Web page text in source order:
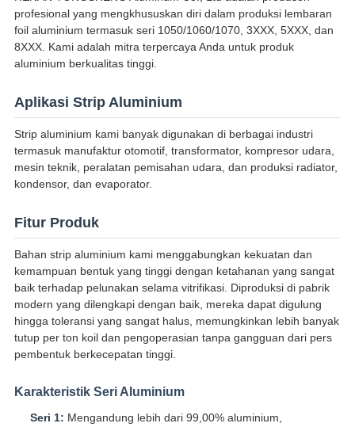
profesional yang mengkhususkan diri dalam produksi lembaran
foil aluminium termasuk seri 1050/1060/1070, 3XXX, 5XXX, dan
8XXX. Kami adalah mitra terpercaya Anda untuk produk
aluminium berkualitas tinggi.
Aplikasi Strip Aluminium
Strip aluminium kami banyak digunakan di berbagai industri
termasuk manufaktur otomotif, transformator, kompresor udara,
mesin teknik, peralatan pemisahan udara, dan produksi radiator,
kondensor, dan evaporator.
Fitur Produk
Bahan strip aluminium kami menggabungkan kekuatan dan
kemampuan bentuk yang tinggi dengan ketahanan yang sangat
baik terhadap pelunakan selama vitrifikasi. Diproduksi di pabrik
modern yang dilengkapi dengan baik, mereka dapat digulung
hingga toleransi yang sangat halus, memungkinkan lebih banyak
tutup per ton koil dan pengoperasian tanpa gangguan dari pers
pembentuk berkecepatan tinggi.
Karakteristik Seri Aluminium
Seri 1: Mengandung lebih dari 99,00% aluminium,